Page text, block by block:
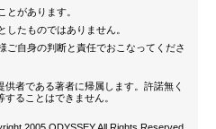
とがあります。
したものではありません。
ご自身の判断と責任でおこなってくださ
者である著者に帰属します。許諾無く
ることはできません。
2005 ODYSSEY All Rights Reserved.